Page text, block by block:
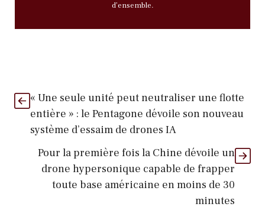
d’ensemble.
« Une seule unité peut neutraliser une flotte
entière » : le Pentagone dévoile son nouveau
système d’essaim de drones IA
Pour la première fois la Chine dévoile un
drone hypersonique capable de frapper
toute base américaine en moins de 30
minutes